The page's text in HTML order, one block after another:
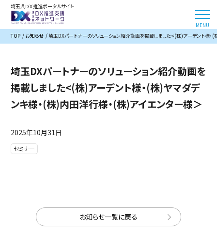
埼玉県ＤＸ推進ポータルサイト
TOP お知らせ 埼玉DXパートナーのソリューション紹介動画を掲載しました<(株)アーデント様
埼玉DXパートナーのソリューション紹介動画を
掲載しました<(株)アーデント様・(株)ヤマダデ
ンキ様・(株)内田洋行様・(株)アイエンター様＞
2025年10月31日
セミナー
お知らせ一覧に戻る